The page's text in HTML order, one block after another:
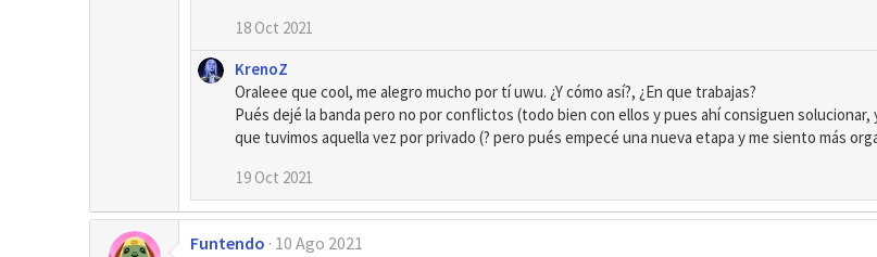
18 Oct 2021
KrenoZ
Oraleee que cool, me alegro mucho por tí uwu. ¿Y cómo así?, ¿En que trabajas?
Pués dejé la banda pero no por conflictos (todo bien con ellos y pues ahí consiguen
que tuvimos aquella vez por privado (? pero pués empecé una nueva etapa y me siento más
19 Oct 2021
Funtendo 10 Ago 2021